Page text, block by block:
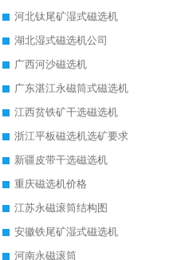
河北钛尾矿湿式磁选机
湖北湿式磁选机公司
广西河沙磁选机
广东湛江永磁筒式磁选机
江西贫铁矿干选磁选机
浙江平板磁选机选矿要求
新疆皮带干选磁选机
重庆磁选机价格
江苏永磁滚筒结构图
安徽铁尾矿湿式磁选机
河南永磁滚筒